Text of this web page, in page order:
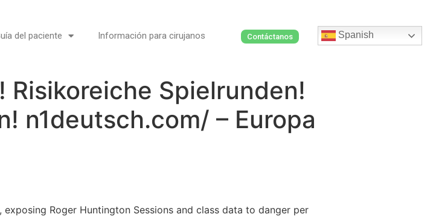
del paciente Información para cirujanos Contáctanos Spanish
Risikoreiche Spielrunden!
n1deutsch.com/ – Europa
Roger Huntington Sessions and class data to danger per